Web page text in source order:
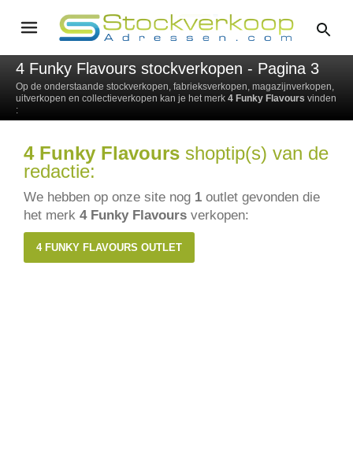
4 Funky Flavours stockverkopen - Pagina 3
Op de onderstaande stockverkopen, fabrieksverkopen, magazijnverkopen,
uitverkopen en collectieverkopen kan je het merk 4 Funky Flavours vinden
:
4 Funky Flavours shoptip(s) van de
redactie:
We hebben op onze site nog 1 outlet gevonden die
het merk 4 Funky Flavours verkopen:
4 FUNKY FLAVOURS OUTLET